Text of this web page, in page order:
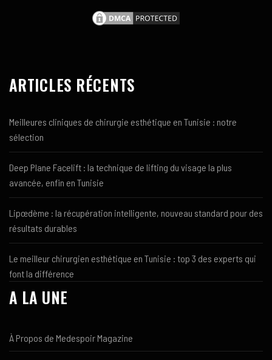
ARTICLES RÉCENTS
Meilleures cliniques de chirurgie esthétique en Tunisie : notre
sélection
Deep Plane Facelift : la technique de lifting du visage la plus
avancée, enfin en Tunisie
Lipœdème : la récupération intelligente, nouveau standard pour des
résultats durables
Le meilleur chirurgien esthétique en Tunisie : top 3 des experts qui
font la différence
A LA UNE
À Propos de Medespoir Magazine